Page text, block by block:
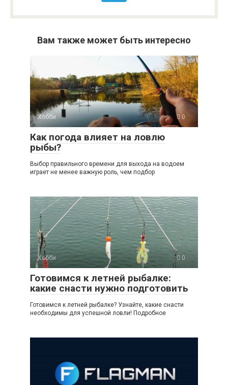
Вам также может быть интересно
Хобби 0
Как погода влияет на ловлю
рыбы?
Выбор правильного времени для выхода на водоем
играет не менее важную роль, чем подбор
Хобби 0
Готовимся к летней рыбалке:
какие снасти нужно подготовить
Готовимся к летней рыбалке? Узнайте, какие снасти
необходимы для успешной ловли! Подробное